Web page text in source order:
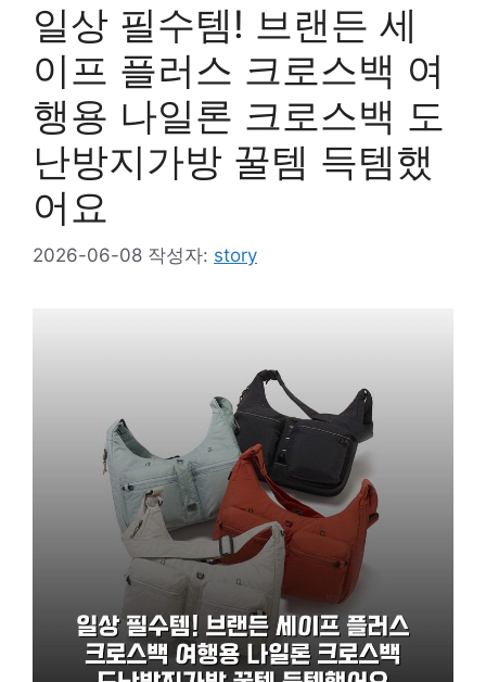
일상 필수템! 브랜든 세
이프 플러스 크로스백 여
행용 나일론 크로스백 도
난방지가방 꿀템 득템했
어요
2026-06-08 작성자: story